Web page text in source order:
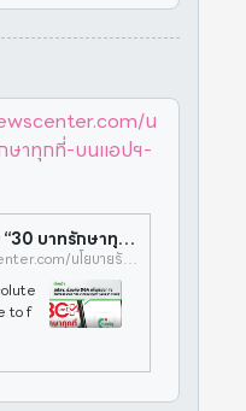
น
ษาทุกที่-บนแอปฯ-
เพิ่มช่องทางใช้สิทธิบัตรทอง “30 บาทรักษาทุกที่” บนแอปฯ ทางรัฐ
https://www.antifakenewscenter.com/นโยบายรัฐบาล-ข่าวสาร/เพิ่มช่องทางใช้สิทธิบัตรทอง-30-บาทรักษาทุกที่-บนแอปฯ-ทางรัฐ/
to f